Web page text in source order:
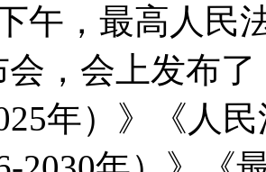
午，最高人民
会，会上发布
年）》《人